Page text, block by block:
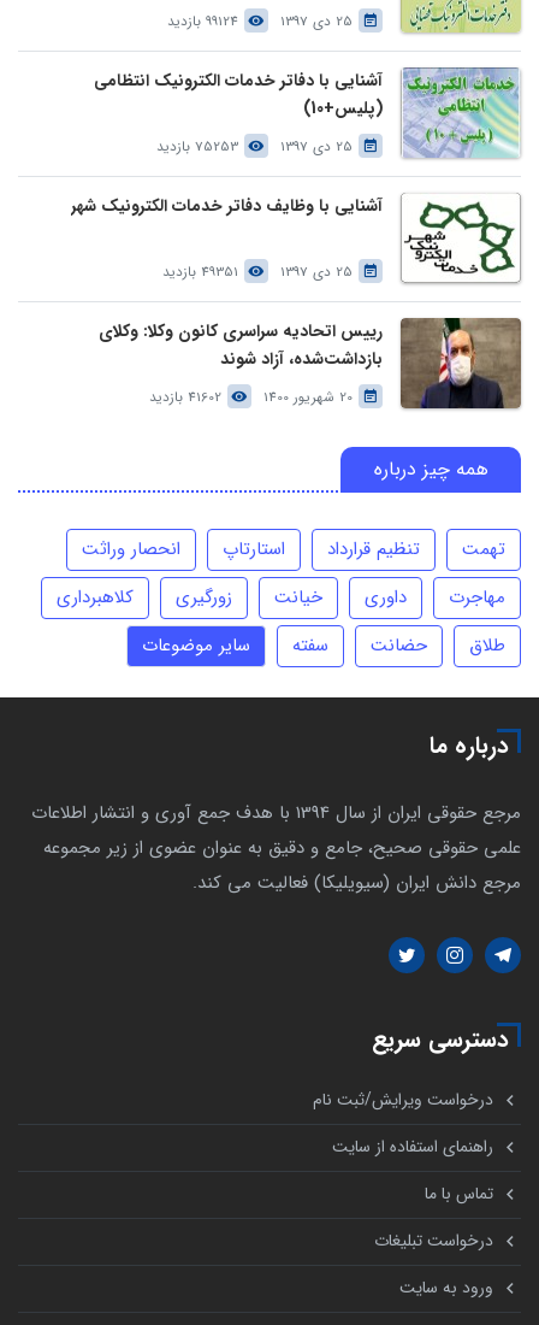
25 دی 1397 99124 بازدید
آشنایی با دفاتر خدمات الکترونیک انتظامی
(پلیس+10)
25 دی 1397 75253 بازدید
آشنایی با وظایف دفاتر خدمات الکترونیک شهر
25 دی 1397 49351 بازدید
رییس اتحادیه سراسری کانون وکلا: وکلای
بازداشت‌شده، آزاد شوند
20 شهریور 1400 41602 بازدید
همه چیز درباره
تهمت تنظیم قرارداد استارتاپ
انحصار وراثت
مهاجرت
داوری خیانت زورگیری
کلاهبرداری
طلاق
حضانت سفته سایر موضوعات
درباره ما
مرجع حقوقی ایران از سال 1394 با هدف جمع آوری و انتشار اطلاعات
علمی حقوقی صحیح، جامع و دقیق به عنوان عضوی از زیر مجموعه
مرجع دانش ایران (سیویلیکا) فعالیت می کند.
دسترسی سریع
درخواست ویرایش/ثبت نام
راهنمای استفاده از سایت
تماس با ما
درخواست تبلیغات
ورود به سایت